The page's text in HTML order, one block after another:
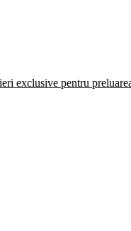
exclusive pentru